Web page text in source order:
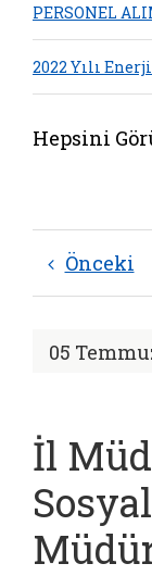
PERSONEL
2022 Yılı
Hepsini
Önceki
05
İl